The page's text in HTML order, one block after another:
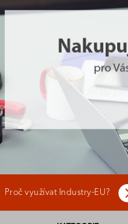
Proč využívat Industry-EU?